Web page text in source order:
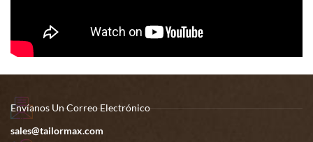
Envíanos Un Correo Electrónico
sales@tailormax.com